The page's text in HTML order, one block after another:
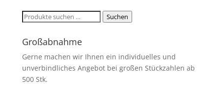
Suchen
Suchen
Großabnahme
Gerne machen wir Ihnen ein individuelles und
unverbindliches Angebot bei großen Stückzahlen ab
500 Stk.